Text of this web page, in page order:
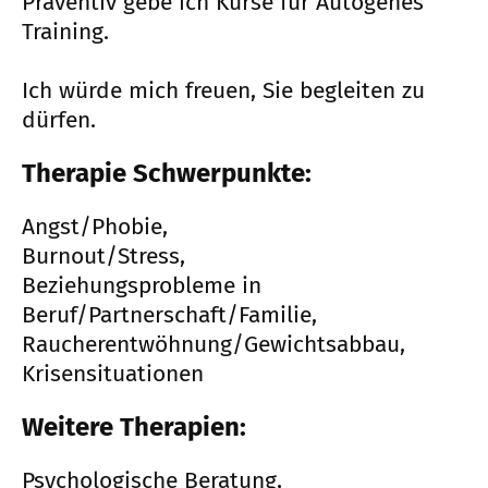
Training.
Ich würde mich freuen, Sie begleiten zu
dürfen.
Therapie Schwerpunkte:
Angst/Phobie,
Burnout/Stress,
Beziehungsprobleme in
Beruf/Partnerschaft/Familie,
Raucherentwöhnung/Gewichtsabbau,
Krisensituationen
Weitere Therapien:
Psychologische Beratung,